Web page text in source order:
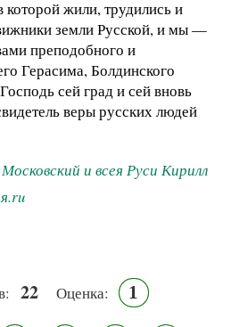
жили, трудились и
земли Русской, и мы —
преподобного и
Герасима, Болдинского
сей град и сей вновь
веры русских людей
и всея Руси Кирилл
22 Оценка: 1